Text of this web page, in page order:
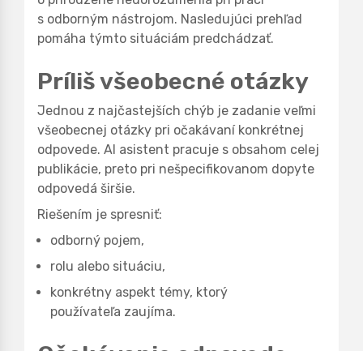
s odborným nástrojom. Nasledujúci prehľad
pomáha týmto situáciám predchádzať.
Príliš všeobecné otázky
Jednou z najčastejších chýb je zadanie veľmi
všeobecnej otázky pri očakávaní konkrétnej
odpovede. AI asistent pracuje s obsahom celej
publikácie, preto pri nešpecifikovanom dopyte
odpovedá širšie.
Riešením je spresniť:
odborný pojem,
rolu alebo situáciu,
konkrétny aspekt témy, ktorý
používateľa zaujíma.